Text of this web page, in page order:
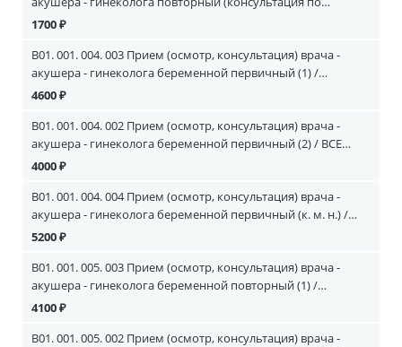
результатам фолликулогенеза)
1700 ₽
B01. 001. 004. 003 Прием (осмотр, консультация) врача -
акушера - гинеколога беременной первичный (1) /
ЛАЗАРЕВА, ДОЛГОВА
4600 ₽
B01. 001. 004. 002 Прием (осмотр, консультация) врача -
акушера - гинеколога беременной первичный (2) / ВСЕ
ОСТАЛЬНЫЕ ВРАЧИ
4000 ₽
B01. 001. 004. 004 Прием (осмотр, консультация) врача -
акушера - гинеколога беременной первичный (к. м. н.) /
КАРПОВИЧ, БАЧУРИНА
5200 ₽
B01. 001. 005. 003 Прием (осмотр, консультация) врача -
акушера - гинеколога беременной повторный (1) /
ЛАЗАРЕВА, ДОЛГОВА
4100 ₽
B01. 001. 005. 002 Прием (осмотр, консультация) врача -